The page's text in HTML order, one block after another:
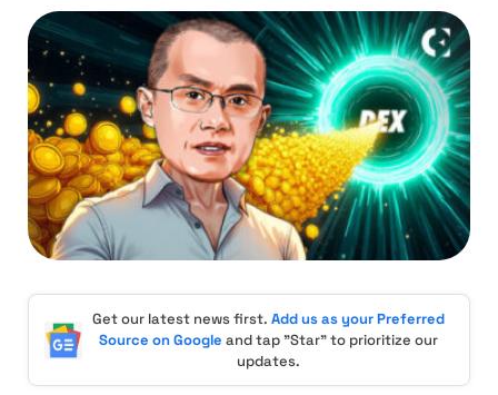
Get our latest news first. Add us as your Preferred
Source on Google and tap "Star" to prioritize our
updates.